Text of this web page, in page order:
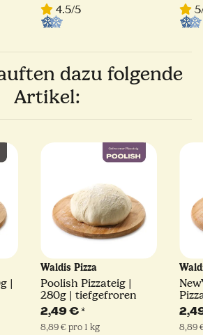
4.5/5
dazu folgende
Artikel:
|
Waldis Pizza
Poolish Pizzateig |
280g | tiefgefroren
2,49 €*
8,89 € pro 1 kg 8,89